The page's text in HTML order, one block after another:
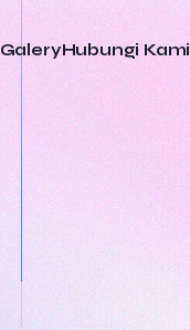
GaleryHubungi Kami